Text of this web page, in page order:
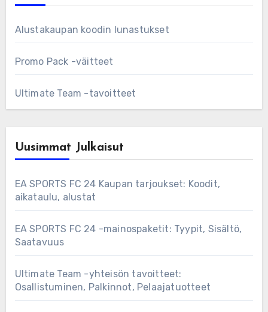
Alustakaupan koodin lunastukset
Promo Pack -väitteet
Ultimate Team -tavoitteet
Uusimmat Julkaisut
EA SPORTS FC 24 Kaupan tarjoukset: Koodit,
aikataulu, alustat
EA SPORTS FC 24 -mainospaketit: Tyypit, Sisältö,
Saatavuus
Ultimate Team -yhteisön tavoitteet:
Osallistuminen, Palkinnot, Pelaajatuotteet